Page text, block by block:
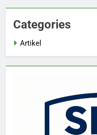
Categories
Artikel